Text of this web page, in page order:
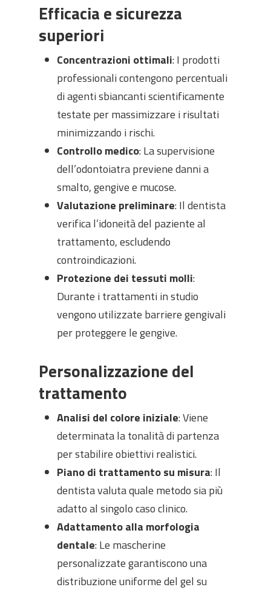
Efficacia e sicurezza
superiori
Concentrazioni ottimali: I prodotti
professionali contengono percentuali
di agenti sbiancanti scientificamente
testate per massimizzare i risultati
minimizzando i rischi.
Controllo medico: La supervisione
dell’odontoiatra previene danni a
smalto, gengive e mucose.
Valutazione preliminare: Il dentista
verifica l’idoneità del paziente al
trattamento, escludendo
controindicazioni.
Protezione dei tessuti molli:
Durante i trattamenti in studio
vengono utilizzate barriere gengivali
per proteggere le gengive.
Personalizzazione del
trattamento
Analisi del colore iniziale: Viene
determinata la tonalità di partenza
per stabilire obiettivi realistici.
Piano di trattamento su misura: Il
dentista valuta quale metodo sia più
adatto al singolo caso clinico.
Adattamento alla morfologia
dentale: Le mascherine
personalizzate garantiscono una
distribuzione uniforme del gel su